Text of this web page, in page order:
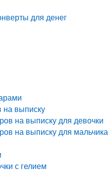
для денег
на выписку
на выписку для девочки
на выписку для мальчика
с гелием